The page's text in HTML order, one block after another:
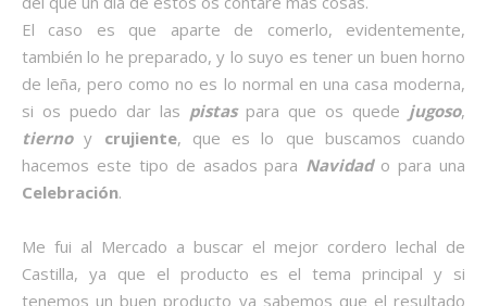
El caso es que aparte de comerlo, evidentemente,
también lo he preparado, y lo suyo es tener un buen horno
de leña, pero como no es lo normal en una casa moderna,
si os puedo dar las pistaspara que os quede jugoso,
tiernoy crujiente, que es lo que buscamos cuando
hacemos este tipo de asados para Navidado para una
Celebración.
Me fui al Mercado a buscar el mejor cordero lechal de
Castilla, ya que el producto es el tema principal y si
tenemos un buen producto ya sabemos que el resultado